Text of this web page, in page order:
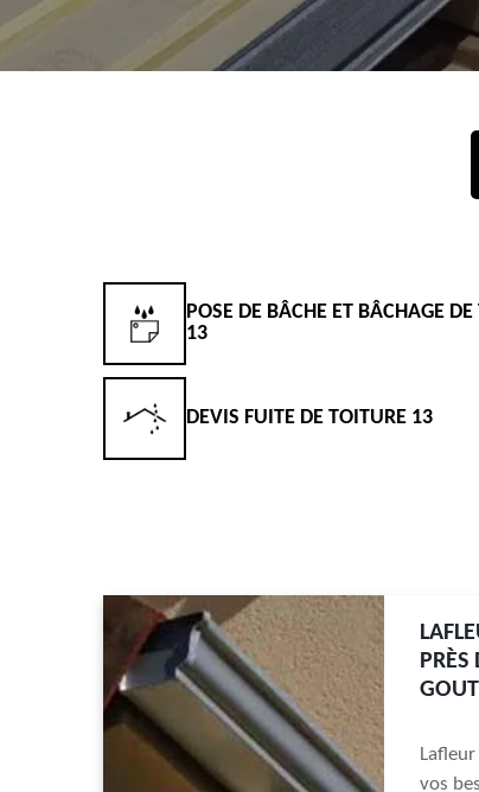
POSE DE BÂCHE ET BÂCHAGE
13
DEVIS FUITE DE TOITURE 13
PRÈS
vos